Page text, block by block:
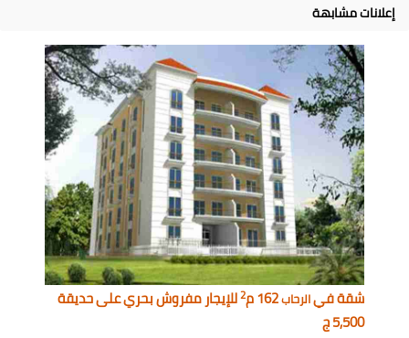
إعلانات مشابهة
شقة فيالرحاب 2للإيجار مفروش بحري على حديقة
5,500 ج